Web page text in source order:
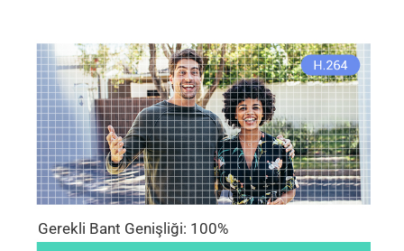
Gerekli Bant Genişliği: 100%